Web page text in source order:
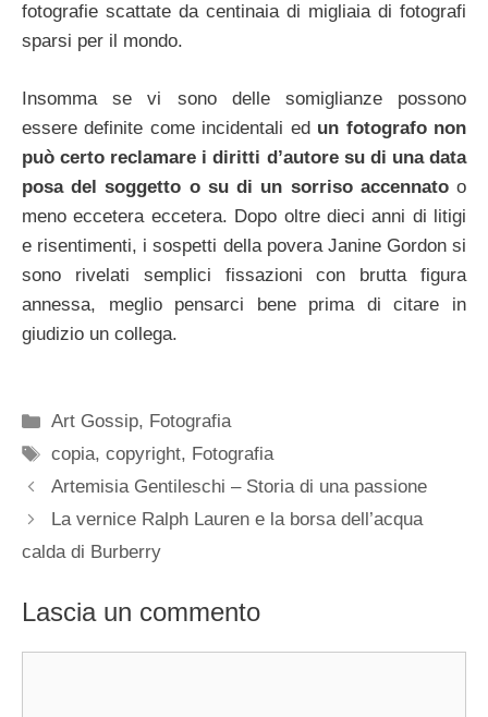
fotografie scattate da centinaia di migliaia di fotografi
sparsi per il mondo.
Insomma se vi sono delle somiglianze possono
essere definite come incidentali edun fotografo non
può certo reclamare i diritti d’autore su di una data
posa del soggetto o su di un sorriso accennatoo
meno eccetera eccetera. Dopo oltre dieci anni di litigi
e risentimenti, i sospetti della povera Janine Gordon si
sono rivelati semplici fissazioni con brutta figura
annessa, meglio pensarci bene prima di citare in
giudizio un collega.
Categorie
Art Gossip, Fotografia
Tag
copia,copyright, Fotografia
Artemisia Gentileschi – Storia di una passione
La vernice Ralph Lauren e la borsa dell’acqua
calda di Burberry
Lascia un commento